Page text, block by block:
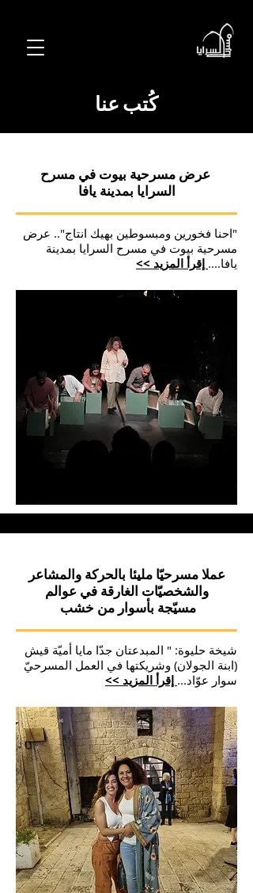
كُتب عنا
عرض مسرحية بيوت في مسرح
السرايا بمدينة يافا
"احنا فخورين ومبسوطين بهيك انتاج".. عرض
مسرحية بيوت في مسرح السرايا بمدينة
يافا.... إقرأ المزيد >>
عملا مسرحيّا مليئا بالحركة والمشاعر
والشخصيّات الغارقة في عوالم
مسيّجة بأسوار من خشب
شيخة حليوة: " المبدعتان جدّا مايا أميّة قيش
(ابنة الجولان) وشريكتها في العمل المسرحيّ
سوار عوّاد... إقرأ المزيد >>